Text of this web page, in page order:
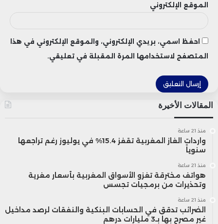
الموقع الإلكتروني
احفظ اسمي، بريدي الإلكتروني، والموقع الإلكتروني في هذا
المتصفح لاستخدامها المرة المقبلة في تعليقي.
المقالات الأخيرة
منذ 21 ساعة
واردات الغاز المغربية تقفز 15.4% في يوليوز رغم تراجعها
سنوياً
منذ 21 ساعة
هواتف مخترقة تغزو الأسواق المغربية بأسعار مغرية
وتحذيرات من برمجيات تجسس
منذ 21 ساعة
الضرائب تدقق في الحسابات البنكية والنفقات لرصد مداخيل
غير مصرح بها بـ3 مليارات درهم